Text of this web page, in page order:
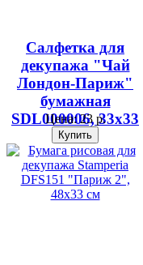
Салфетка для
декупажа "Чай
Лондон-Париж"
бумажная
SDL000006, 33х33
см
Цена:23 р.